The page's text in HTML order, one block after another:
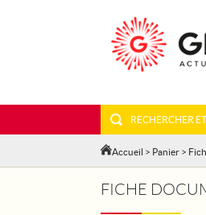
RECHERCHER
Accueil > Panier >
FICHE